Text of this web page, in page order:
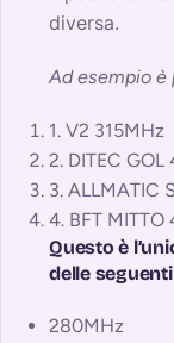
diversa.
Ad esempio
1. V2 315MHz
2. DITEC GOL
3. ALLMATIC
4. BFT MITTO
Questo è
delle
280MHz